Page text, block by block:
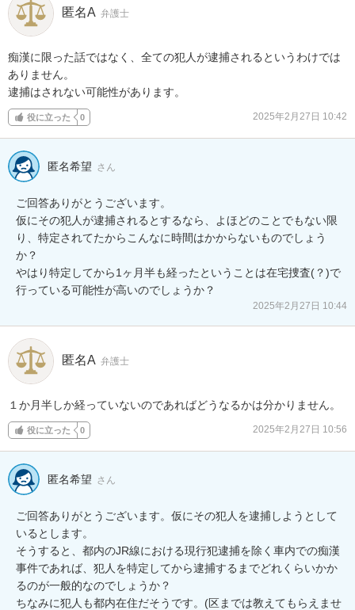
匿名A 弁護士
痴漢に限った話ではなく、全ての犯人が逮捕されるというわけでは
ありません。
逮捕はされない可能性があります。
役に立った 0 2025年2月27日 10:42
匿名希望 さん
ご回答ありがとうございます。
仮にその犯人が逮捕されるとするなら、よほどのことでもない限
り、特定されてたからこんなに時間はかからないものでしょう
か？
やはり特定してから1ヶ月半も経ったということは在宅捜査(？)で
行っている可能性が高いのでしょうか？
2025年2月27日 10:44
匿名A 弁護士
１か月半しか経っていないのであればどうなるかは分かりません。
役に立った 0 2025年2月27日 10:56
匿名希望 さん
ご回答ありがとうございます。仮にその犯人を逮捕しようとして
いるとします。
そうすると、都内のJR線における現行犯逮捕を除く車内での痴漢
事件であれば、犯人を特定してから逮捕するまでどれくらいかか
るのが一般的なのでしょうか？
ちなみに犯人も都内在住だそうです。(区までは教えてもらえませ